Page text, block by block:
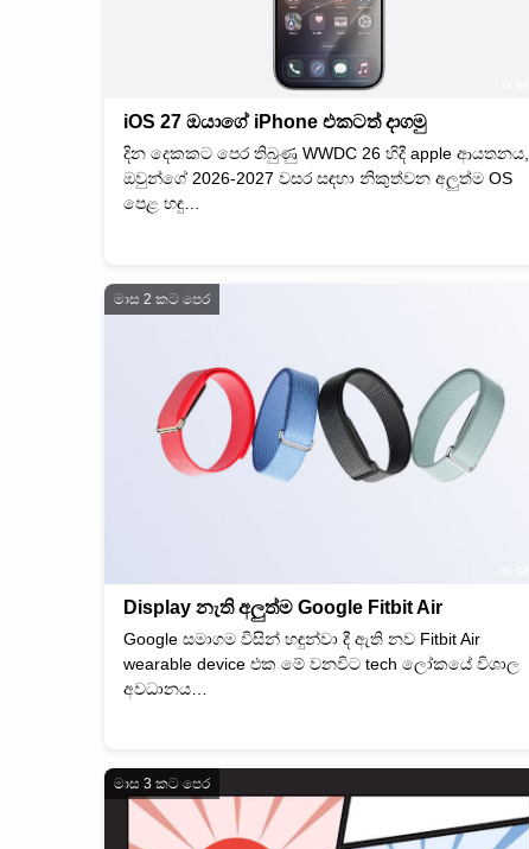
iOS 27 ඔයාගේ iPhone එකටත් දාගමු
දින දෙකකට පෙර තිබුණු WWDC 26 හිදී apple ආයතනය,
ඔවුන්ගේ 2026-2027 වසර සඳහා නිකුත්වන අලුත්ම OS
පෙළ හඳු…
මාස 2 කට පෙර
Display නැති අලුත්ම Google Fitbit Air
Google සමාගම විසින් හඳුන්වා දී ඇති නව Fitbit Air
wearable device එක මේ වනවිට tech ලෝකයේ විශාල
අවධානය…
මාස 3 කට පෙර